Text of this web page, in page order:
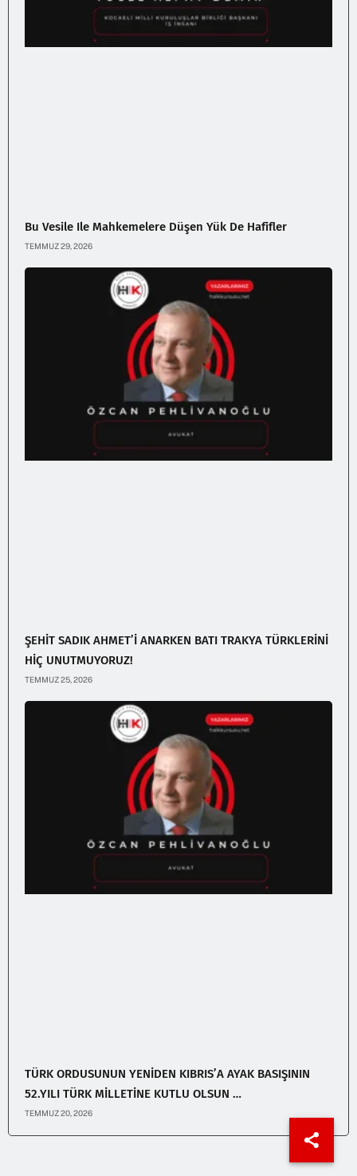
Bu Vesile Ile Mahkemelere Düşen Yük De Hafifler
TEMMUZ 29, 2026
ŞEHİT SADIK AHMET’İ ANARKEN BATI TRAKYA TÜRKLERİNİ
HİÇ UNUTMUYORUZ!
TEMMUZ 25, 2026
TÜRK ORDUSUNUN YENİDEN KIBRIS’A AYAK BASIŞININ
52.YILI TÜRK MİLLETİNE KUTLU OLSUN …
TEMMUZ 20, 2026